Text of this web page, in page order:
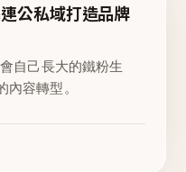
公私域打造品牌
自己長大的鐵粉生
容轉型。